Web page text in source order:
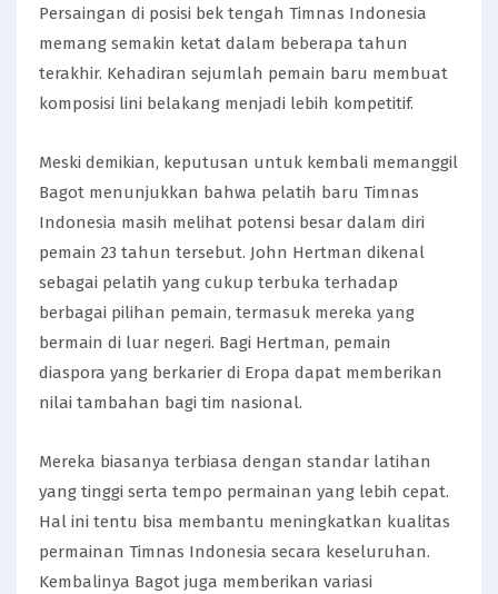
Persaingan di posisi bek tengah Timnas Indonesia
memang semakin ketat dalam beberapa tahun
terakhir. Kehadiran sejumlah pemain baru membuat
komposisi lini belakang menjadi lebih kompetitif.
Meski demikian, keputusan untuk kembali memanggil
Bagot menunjukkan bahwa pelatih baru Timnas
Indonesia masih melihat potensi besar dalam diri
pemain 23 tahun tersebut. John Hertman dikenal
sebagai pelatih yang cukup terbuka terhadap
berbagai pilihan pemain, termasuk mereka yang
bermain di luar negeri. Bagi Hertman, pemain
diaspora yang berkarier di Eropa dapat memberikan
nilai tambahan bagi tim nasional.
Mereka biasanya terbiasa dengan standar latihan
yang tinggi serta tempo permainan yang lebih cepat.
Hal ini tentu bisa membantu meningkatkan kualitas
permainan Timnas Indonesia secara keseluruhan.
Kembalinya Bagot juga memberikan variasi